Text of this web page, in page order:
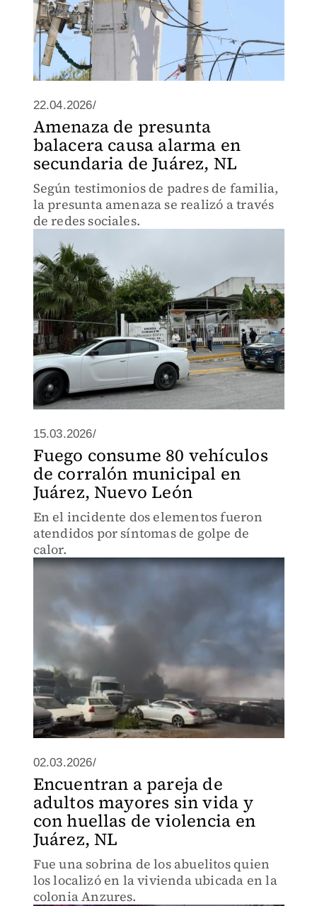
22.04.2026/
Amenaza de presunta
balacera causa alarma en
secundaria de Juárez, NL
Según testimonios de padres de familia,
la presunta amenaza se realizó a través
de redes sociales.
15.03.2026/
Fuego consume 80 vehículos
de corralón municipal en
Juárez, Nuevo León
En el incidente dos elementos fueron
atendidos por síntomas de golpe de
calor.
02.03.2026/
Encuentran a pareja de
adultos mayores sin vida y
con huellas de violencia en
Juárez, NL
Fue una sobrina de los abuelitos quien
los localizó en la vivienda ubicada en la
colonia Anzures.